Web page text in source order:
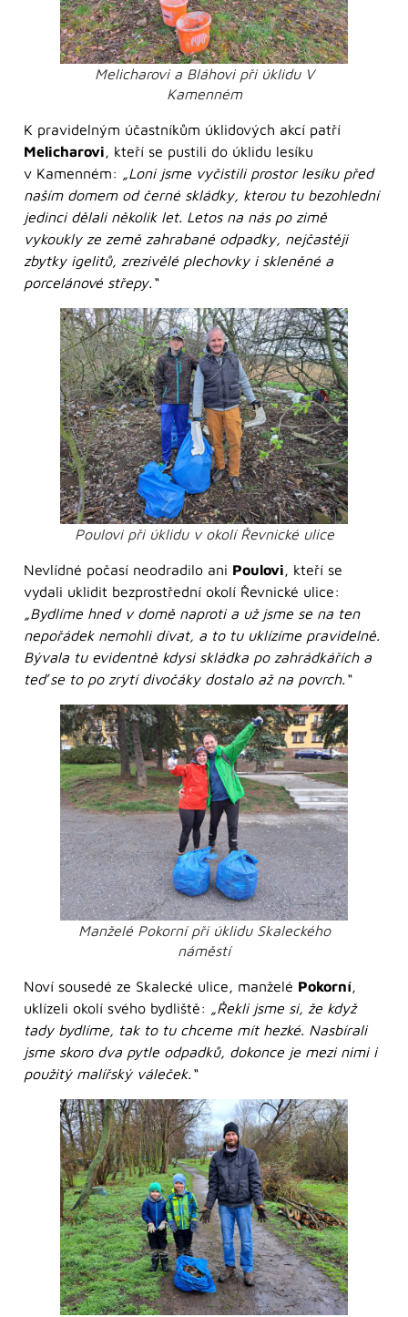
Melicharovi a Bláhovi při úklidu V
Kamenném
K pravidelným účastníkům úklidových akcí patří
Melicharovi, kteří se pustili do úklidu lesíku
v Kamenném: „Loni jsme vyčistili prostor lesíku před
naším domem od černé skládky, kterou tu bezohlední
jedinci dělali několik let. Letos na nás po zimě
vykoukly ze země zahrabané odpadky, nejčastěji
zbytky igelitů, zrezivělé plechovky i skleněné a
porcelánové střepy.“
Poulovi při úklidu v okolí Řevnické ulice
Nevlídné počasí neodradilo ani Poulovi, kteří se
vydali uklidit bezprostřední okolí Řevnické ulice:
„Bydlíme hned v domě naproti a už jsme se na ten
nepořádek nemohli dívat, a to tu uklízíme pravidelně.
Bývala tu evidentně kdysi skládka po zahrádkářích a
teď se to po zrytí divočáky dostalo až na povrch.“
Manželé Pokorní při úklidu Skaleckého
náměstí
Noví sousedé ze Skalecké ulice, manželé Pokorní,
uklízeli okolí svého bydliště: „Řekli jsme si, že když
tady bydlíme, tak to tu chceme mít hezké. Nasbírali
jsme skoro dva pytle odpadků, dokonce je mezi nimi i
použitý malířský váleček.“